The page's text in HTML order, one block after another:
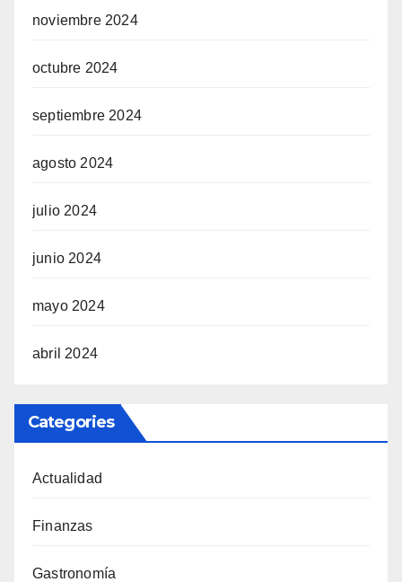
noviembre 2024
octubre 2024
septiembre 2024
agosto 2024
julio 2024
junio 2024
mayo 2024
abril 2024
Categories
Actualidad
Finanzas
Gastronomía